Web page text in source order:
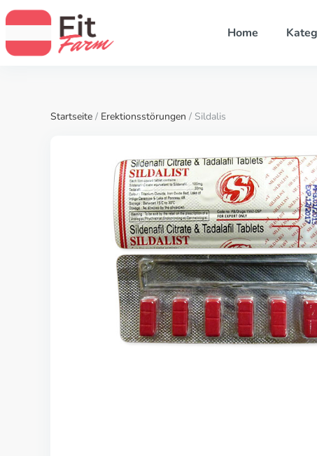
Home
Startseite / Erektionsstörungen / Sildalis